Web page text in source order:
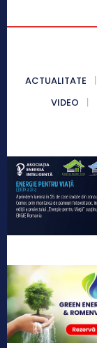
ACTUALITATE
VIDEO